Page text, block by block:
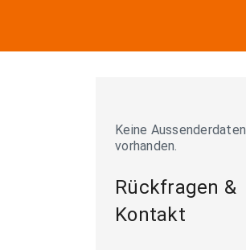
Keine Aussenderdaten
vorhanden.
Rückfragen &
Kontakt